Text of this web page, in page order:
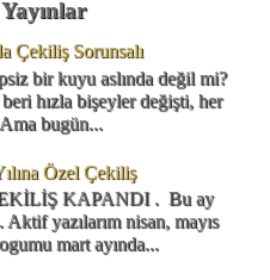
Çekiliş Sorunsalı
bir kuyu aslında değil mi?
hızla bişeyler değişti, her
bugün...
Özel Çekiliş
KAPANDI . Bu ay
yazılarım nisan, mayıs
mart ayında...